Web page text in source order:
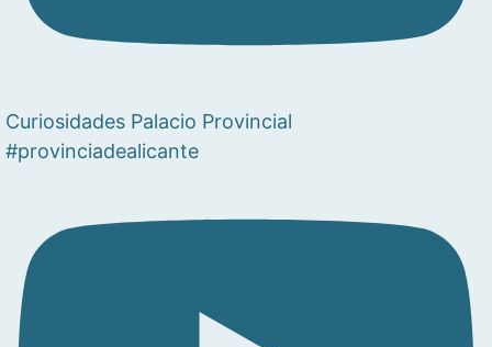
Curiosidades Palacio Provincial
#provinciadealicante